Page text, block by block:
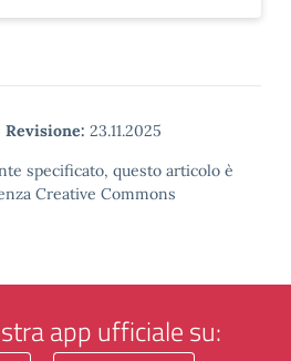
Revisione: 23.11.2025
specificato, questo articolo è
Creative Commons
app ufficiale su: